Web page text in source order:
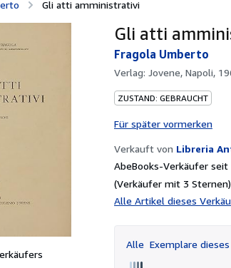
Gli atti amministrativi
Gli atti
Fragola Umberto
Verlag: Jovene, Napoli,
ZUSTAND: GEBRAUCHT
Für später vormerken
Verkauft von Libreria
AbeBooks-Verkäufer
(Verkäufer mit 3 Sternen)
Alle Artikel dieses
Alle Exemplare